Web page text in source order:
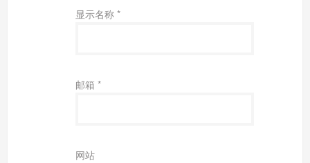
显示名称 *
邮箱 *
网站